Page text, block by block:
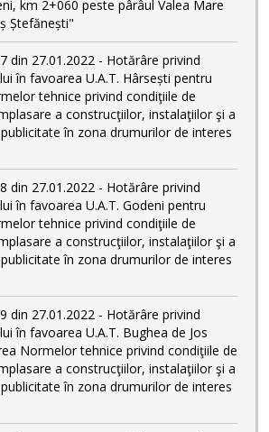
km 2+060 peste pârâul Valea Mare
Ștefănești"
din 27.01.2022 - Hotărâre privind
în favoarea U.A.T. Hârsești pentru
tehnice privind condiţiile de
a construcţiilor, instalaţiilor şi a
în zona drumurilor de interes
din 27.01.2022 - Hotărâre privind
în favoarea U.A.T. Godeni pentru
tehnice privind condiţiile de
a construcţiilor, instalaţiilor şi a
în zona drumurilor de interes
din 27.01.2022 - Hotărâre privind
în favoarea U.A.T. Bughea de Jos
Normelor tehnice privind condiţiile de
a construcţiilor, instalaţiilor şi a
în zona drumurilor de interes